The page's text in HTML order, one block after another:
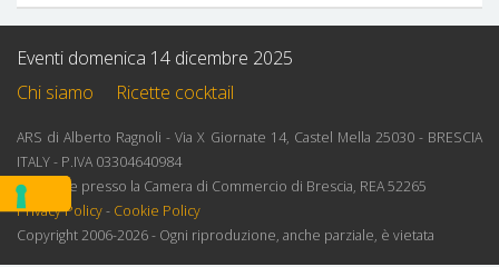
Eventi domenica 14 dicembre 2025
Chi siamo
Ricette cocktail
ARS di Alberto Ragnoli - Via X Giornate 14, Castel Mella 25030 - BRESCIA
ITALY - P.IVA 03304640984
Iscrizione presso la Camera di Commercio di Brescia, REA 52265
Privacy Policy- Cookie Policy
Copyright 2006-2026 - Ogni riproduzione, anche parziale, è vietata